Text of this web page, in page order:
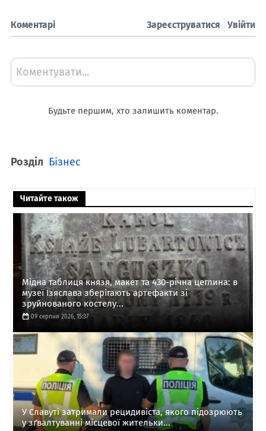
Коментарі Увійти
Зареєструватися
Коментувати...
Будьте першим, хто залишить коментар.
Розділ Бізнес
Читайте також
Мідна таблиця князя, макет та 430-річна цеглина: в
музеї Ізяслава зберігають артефакти зі
зруйнованого костелу...
09 серпня 2026, 15:37
У Славуті затримали рецидивіста, якого підозрюють
у зґвалтуванні місцевої жительки...